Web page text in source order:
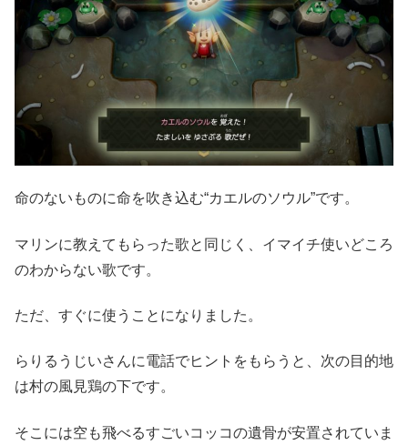
命のないものに命を吹き込む“カエルのソウル”です。
マリンに教えてもらった歌と同じく、イマイチ使いどころ
のわからない歌です。
ただ、すぐに使うことになりました。
らりるうじいさんに電話でヒントをもらうと、次の目的地
は村の風見鶏の下です。
そこには空も飛べるすごいコッコの遺骨が安置されていま